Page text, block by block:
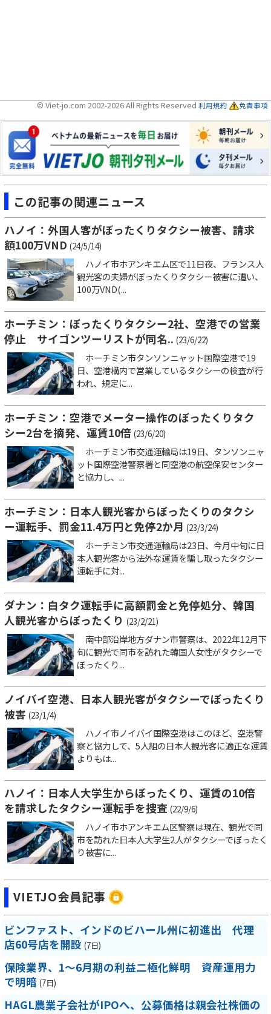
© Viet-jo.com 2002-2026 All Rights Reserved 利用規約 免責事項
この記事の関連ニュース
ハノイ：外国人客がぼったくりタクシー被害、請求
額100万VND (24/5/14)
ハノイ市ホアンキエム区で11日夜、フランス人
観光客の夫婦がぼったくりタクシー被害に遭い、
100万VND(...
ホーチミン：ぼったくりタクシー2社、空港での営業
停止 サイゴンツーリストが同名.. (23/6/22)
ホーチミン市タンソンニャット国際空港で19
日、空港構内で営業しているタクシーの検査が行
われ、規定に...
ホーチミン：空港でメーター操作のぼったくりタク
シー2台を摘発、運賃10倍 (23/6/20)
ホーチミン市交通運輸局は19日、タンソンニャ
ット国際空港警察署と同空港の航空保安センター
と協力し、...
ホーチミン：日本人観光客からぼったくりのタクシ
ー運転手、罰金11.4万円と免停2か月 (23/3/24)
ホーチミン市交通運輸局は23日、今月中旬に日
本人観光客から法外な運賃を騙し取ったタクシー
運転手に対...
ダナン：白タク運転手に高額罰金と免停処分、韓国
人観光客からぼったくり (23/2/21)
南中部沿岸地方ダナン市警察は、2022年12月下
旬に観光で同市を訪れた韓国人女性がタクシーで
ぼったくり...
ノイバイ空港、日本人観光客がタクシーでぼったくり
被害 (23/1/4)
ハノイ市ノイバイ国際空港はこのほど、空港警
察と協力して、5人組の日本人観光客に適正な運賃
よりもは...
ハノイ：日本人大学生からぼったくり、運賃の10倍
を請求したタクシー運転手を捜査 (22/9/6)
ハノイ市ホアンキエム区警察は現在、観光で同
市を訪れた日本人大学生2人がタクシーでぼったく
り被害に...
VIETJO会員記事
ビンファスト、インドのビハール州に初進出 代理
店60号店を開設 (7日)
保険業界、1～6月期の利益二極化鮮明 資産運用力
で明暗 (7日)
HAGL農業子会社がIPOへ、公募価格は親会社株価の